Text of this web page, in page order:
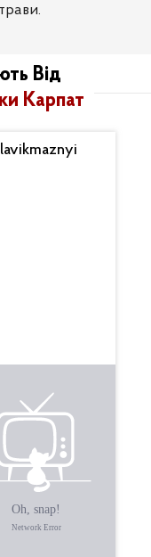
Від
Карпат
Гарно
Бекончик
🥓 , вже
Котлетки
теж — клас.
🙏